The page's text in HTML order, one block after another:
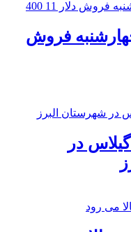
فروش
در